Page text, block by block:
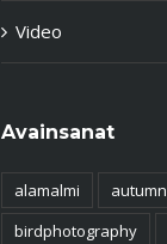
Video
Avainsanat
alamalmi autumn
birdphotography